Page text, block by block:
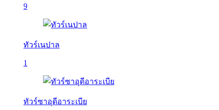
9
ทัวร์เนปาล
1
ทัวร์ซาอุดีอาระเบีย